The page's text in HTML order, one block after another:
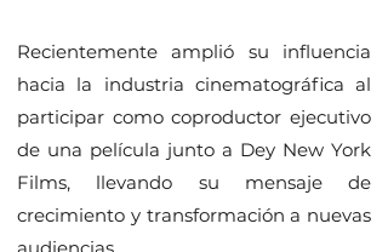
Recientemente amplió su influencia
hacia la industria cinematográfica al
participar como coproductor ejecutivo
de una película junto a Dey New York
Films, llevando su mensaje de
crecimiento y transformación a nuevas